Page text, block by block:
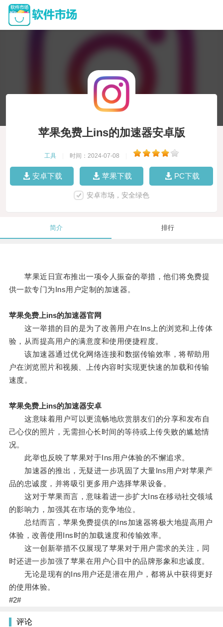
苹果免费上ins的加速器安卓版
工具 时间：2024-07-08
安卓下载 苹果下载 PC下载
安卓市场，安全绿色
简介 排行
苹果近日宣布推出一项令人振奋的举措，他们将免费提
供一款专门为Ins用户定制的加速器。
苹果免费上ins的加速器官网
这一举措的目的是为了改善用户在Ins上的浏览和上传体
验，从而提高用户的满意度和使用便捷程度。
该加速器通过优化网络连接和数据传输效率，将帮助用
户在浏览照片和视频、上传内容时实现更快速的加载和传输
速度。
苹果免费上ins的加速器安卓
这意味着用户可以更流畅地欣赏朋友们的分享和发布自
己心仪的照片，无需担心长时间的等待或上传失败的尴尬情
况。
此举也反映了苹果对于Ins用户体验的不懈追求。
加速器的推出，无疑进一步巩固了大量Ins用户对苹果产
品的忠诚度，并将吸引更多用户选择苹果设备。
这对于苹果而言，意味着进一步扩大Ins在移动社交领域
的影响力，加强其在市场的竞争地位。
总结而言，苹果免费提供的Ins加速器将极大地提高用户
体验，改善使用Ins时的加载速度和传输效率。
这一创新举措不仅展现了苹果对于用户需求的关注，同
时还进一步加强了苹果在用户心目中的品牌形象和忠诚度。
无论是现有的Ins用户还是潜在用户，都将从中获得更好
的使用体验。
#2#
评论